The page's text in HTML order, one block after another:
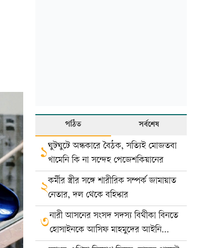
পঠিত সর্বশেষ
১ঘুটঘুটে অন্ধকারে বৈঠক, সত্যিই মোজতবা
খামেনি কি না সন্দেহ পেজেশকিয়ানের
২কর্মীর স্ত্রীর সঙ্গে শারীরিক সম্পর্ক জামায়াত
নেতার, দল থেকে বহিষ্কার
৩নারী আসনের সংসদ সদস্য বিথীকা বিনতে
হোসাইনকে আসিফ মাহমুদের আইনি
নোটিশ